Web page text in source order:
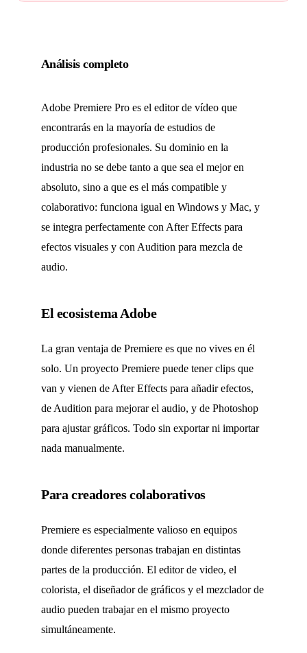
Análisis completo
Adobe Premiere Pro es el editor de vídeo que
encontrarás en la mayoría de estudios de
producción profesionales. Su dominio en la
industria no se debe tanto a que sea el mejor en
absoluto, sino a que es el más compatible y
colaborativo: funciona igual en Windows y Mac, y
se integra perfectamente con After Effects para
efectos visuales y con Audition para mezcla de
audio.
El ecosistema Adobe
La gran ventaja de Premiere es que no vives en él
solo. Un proyecto Premiere puede tener clips que
van y vienen de After Effects para añadir efectos,
de Audition para mejorar el audio, y de Photoshop
para ajustar gráficos. Todo sin exportar ni importar
nada manualmente.
Para creadores colaborativos
Premiere es especialmente valioso en equipos
donde diferentes personas trabajan en distintas
partes de la producción. El editor de video, el
colorista, el diseñador de gráficos y el mezclador de
audio pueden trabajar en el mismo proyecto
simultáneamente.